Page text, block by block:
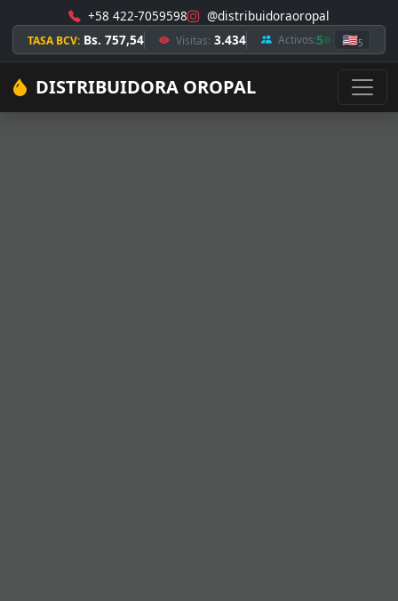
+58 422-7059598 @distribuidoraoropal
TASA BCV: Bs. 757,54 Visitas: 3.434 Activos:5 🇺🇸5
DISTRIBUIDORA OROPAL